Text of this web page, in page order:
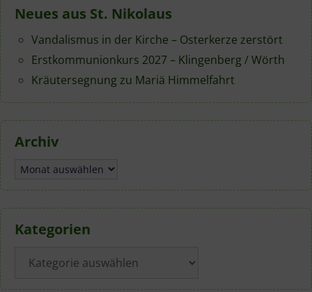
Neues aus St. Nikolaus
Vandalismus in der Kirche – Osterkerze zerstört
Erstkommunionkurs 2027 – Klingenberg / Wörth
Kräutersegnung zu Mariä Himmelfahrt
Archiv
Archiv
Kategorien